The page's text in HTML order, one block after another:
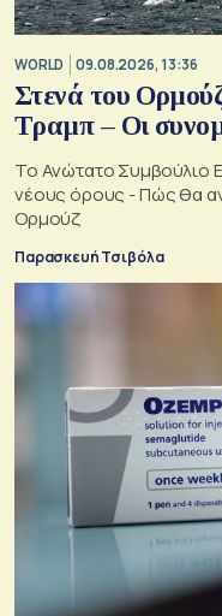
WORLD 09.08.2026, 13:36
Στενά του
Τραμπ – Οι
Το Ανώτατο Συμβούλιο
νέους όρους - Πώς θα
Ορμούζ
Παρασκευή Τσιβόλα